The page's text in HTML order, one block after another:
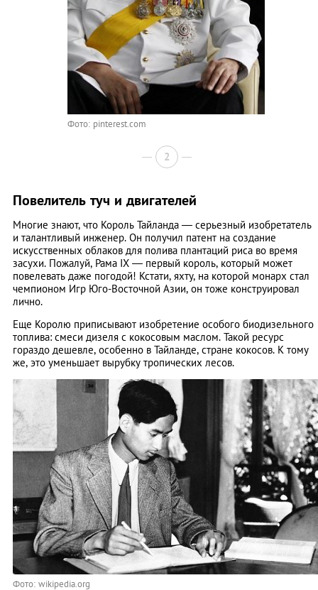
Фото: pinterest.com
2
Повелитель туч и двигателей
Многие знают, что Король Тайланда — серьезный изобретатель
и талантливый инженер. Он получил патент на создание
искусственных облаков для полива плантаций риса во время
засухи. Пожалуй, Рама IX — первый король, который может
повелевать даже погодой! Кстати, яхту, на которой монарх стал
чемпионом Игр Юго-Восточной Азии, он тоже конструировал
лично.
Еще Королю приписывают изобретение особого биодизельного
топлива: смеси дизеля с кокосовым маслом. Такой ресурс
гораздо дешевле, особенно в Тайланде, стране кокосов. К тому
же, это уменьшает вырубку тропических лесов.
Фото: wikipedia.org